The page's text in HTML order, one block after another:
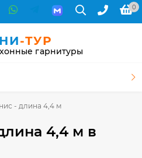
0
-ТУР
гарнитуры
- длина 4,4 м
4,4 м в